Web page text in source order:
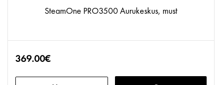
SteamOne PRO3500 Aurukeskus, must
369.00€